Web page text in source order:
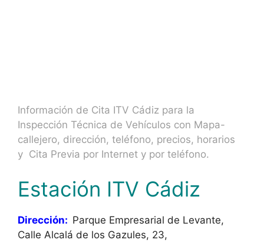
Información de Cita ITV Cádiz para la
Inspección Técnica de Vehículos con Mapa-
callejero, dirección, teléfono, precios, horarios
y Cita Previa por Internet y por teléfono.
Estación ITV Cádiz
Dirección: Parque Empresarial de Levante,
Calle Alcalá de los Gazules, 23,